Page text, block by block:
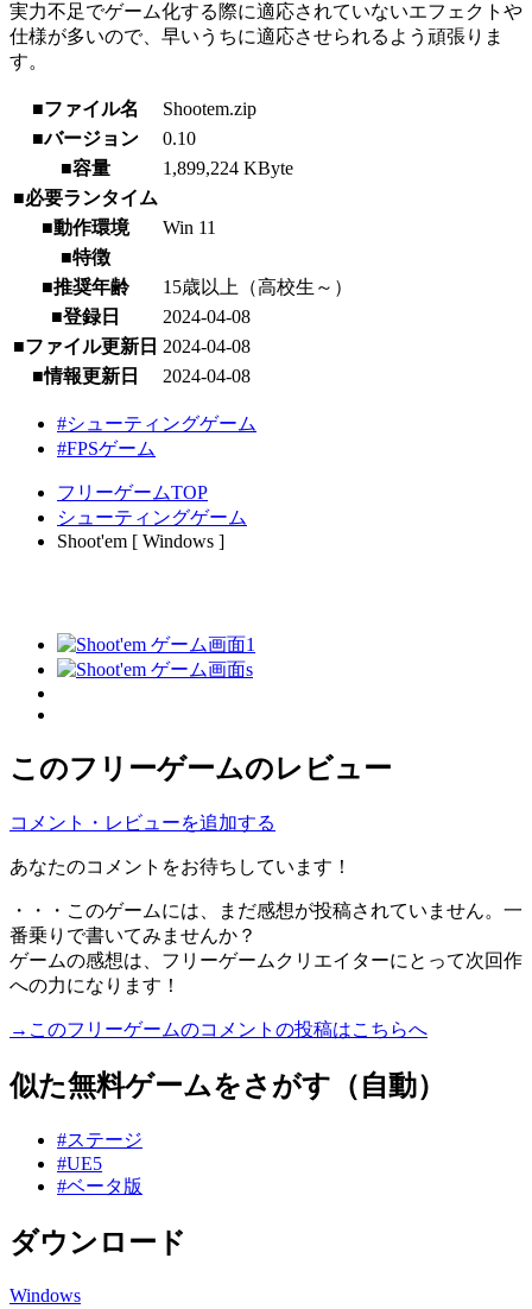
実力不足でゲーム化する際に適応されていないエフェクトや
仕様が多いので、早いうちに適応させられるよう頑張りま
す。
■ファイル名
Shootem.zip
■バージョン
0.10
■容量
1,899,224 KByte
■必要ランタイム
■動作環境
Win 11
■特徴
■推奨年齢
15歳以上（高校生～）
■登録日
2024-04-08
■ファイル更新日 2024-04-08
■情報更新日
2024-04-08
#シューティングゲーム
#FPSゲーム
フリーゲームTOP
シューティングゲーム
Shoot'em [ Windows ]
このフリーゲームのレビュー
コメント・レビューを追加する
あなたのコメントをお待ちしています！
・・・このゲームには、まだ感想が投稿されていません。一
番乗りで書いてみませんか？
ゲームの感想は、フリーゲームクリエイターにとって次回作
への力になります！
→このフリーゲームのコメントの投稿はこちらへ
似た無料ゲームをさがす（自動）
#ステージ
#UE5
#ベータ版
ダウンロード
Windows